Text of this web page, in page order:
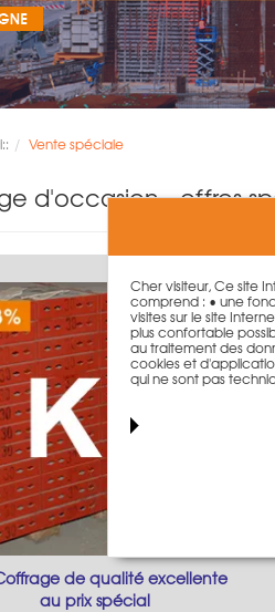
Vente spéciale
d'occasion - offres
de qualité excellente
au prix spécial
Cher visiteur, Ce site
comprend : • une
visites sur le site
plus confortable
au traitement des
cookies et
qui ne sont pas